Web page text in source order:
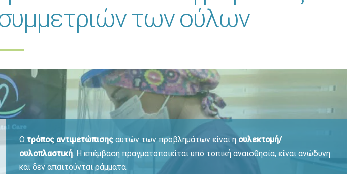
των ούλων
Ο τρόπος αντιμετώπισης αυτών των προβλημάτων είναι η ουλεκτομή/
ουλοπλαστική. Η επέμβαση πραγματοποιείται υπό τοπική αναισθησία, είναι ανώδυνη
και δεν απαιτούνται ράμματα.